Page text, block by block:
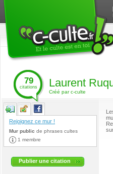
79
citations Laurent
Créé par c-culte
Rejoignez ce mur !
Mur public de phrases cultes
1 membre
Publier une citation